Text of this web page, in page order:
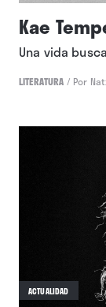
Kae
Una vida
LITERATURA / Por
ACTUALIDAD